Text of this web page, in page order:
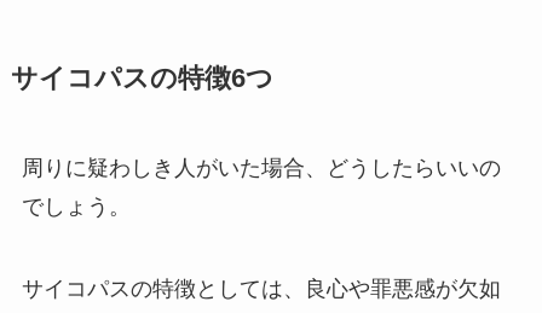
サイコパスの特徴6つ
周りに疑わしき人がいた場合、どうしたらいいの
でしょう。
サイコパスの特徴としては、良心や罪悪感が欠如